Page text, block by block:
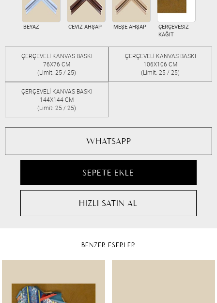
BEYAZ CEVİZ AHŞAP MEŞE AHŞAP
ÇERÇEVESİZ
KAĞIT
ÇERÇEVELİ KANVAS BASKI
76X76 CM
(Limit: 25 / 25)
ÇERÇEVELİ KANVAS BASKI
106X106 CM
(Limit: 25 / 25)
ÇERÇEVELİ KANVAS BASKI
144X144 CM
(Limit: 25 / 25)
WHATSAPP
BENZER ESERLER